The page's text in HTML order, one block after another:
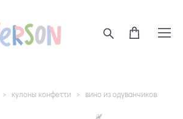
> кулоны конфетти > вино из одуванчиков